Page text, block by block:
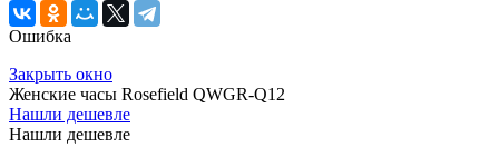
Ошибка
Закрыть окно
Женские часы Rosefield QWGR-Q12
Нашли дешевле
Нашли дешевле